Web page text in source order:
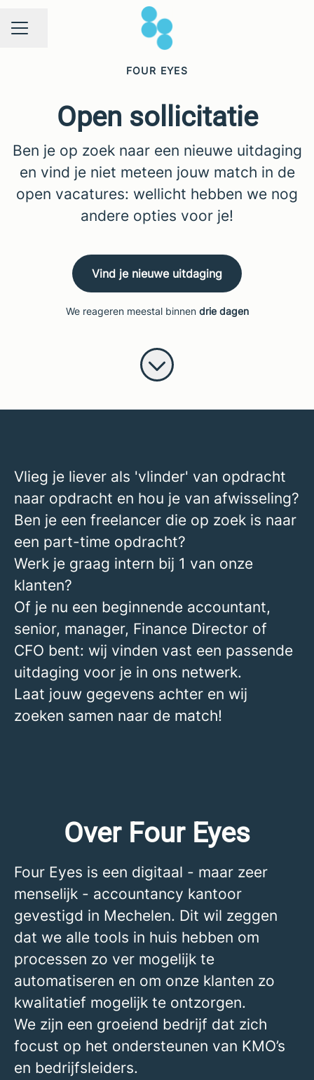
CARRIÈREMENU
Pagina delen
FOUR EYES
Open sollicitatie
Ben je op zoek naar een nieuwe uitdaging
en vind je niet meteen jouw match in de
open vacatures: wellicht hebben we nog
andere opties voor je!
Vind je nieuwe uitdaging
We reageren meestal binnen drie dagen
Vlieg je liever als 'vlinder' van opdracht
naar opdracht en hou je van afwisseling?
Ben je een freelancer die op zoek is naar
een part-time opdracht?
Werk je graag intern bij 1 van onze
klanten?
Of je nu een beginnende accountant,
senior, manager, Finance Director of
CFO bent: wij vinden vast een passende
uitdaging voor je in ons netwerk.
Laat jouw gegevens achter en wij
zoeken samen naar de match!
Over Four Eyes
Four Eyes is een digitaal - maar zeer
menselijk - accountancy kantoor
gevestigd in Mechelen. Dit wil zeggen
dat we alle tools in huis hebben om
processen zo ver mogelijk te
automatiseren en om onze klanten zo
kwalitatief mogelijk te ontzorgen.
We zijn een groeiend bedrijf dat zich
focust op het ondersteunen van KMO’s
en bedrijfsleiders.